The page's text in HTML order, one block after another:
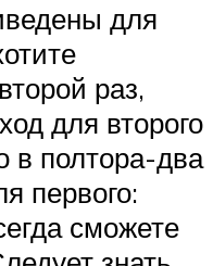
для
раз,
для второго
в полтора-два
первого:
сможете